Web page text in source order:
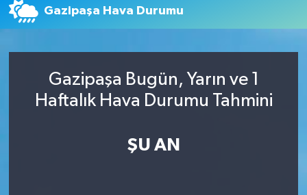
Gazipaşa Hava Durumu
Gazipaşa Bugün, Yarın ve 1
Haftalık Hava Durumu Tahmini
ŞU AN